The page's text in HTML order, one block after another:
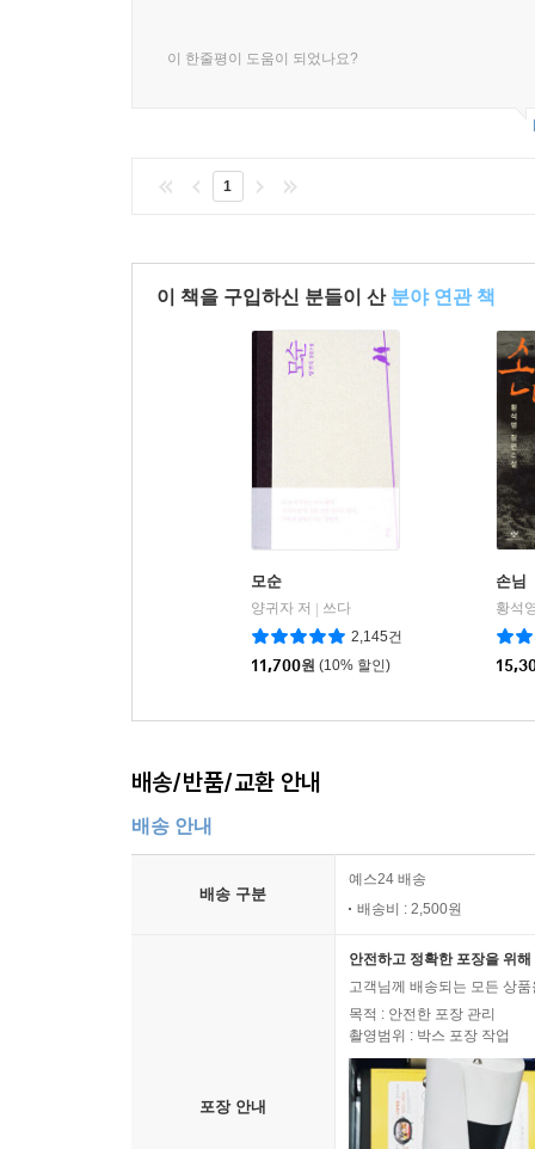
이 한줄평이 도움이 되었나요?
1
이 책을 구입하신 분들이 산 분야 연관 책
모순
양귀자 저
쓰다
2,145건
11,700원 (10% 할인)
손님
황석
배송/반품/교환 안내
배송 안내
배송 구분
예스24 배송
배송비 : 2,500원
포장 안내
안전하고 정확한 포장을 위
고객님께 배송되는 모든 상
목적 : 안전한 포장 관리
촬영범위 : 박스 포장 작업